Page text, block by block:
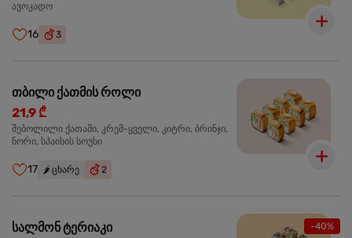
ავოკადო
16 3
თბილი ქათმის როლი
21,9 ₾
შებოლილი ქათამი, კრემ-ყველი, კიტრი, ბრინჯი,
ნორი, სპაისის სოუსი
17 🌶️ ცხარე 2
-40%
სალმონ ტერიაკი